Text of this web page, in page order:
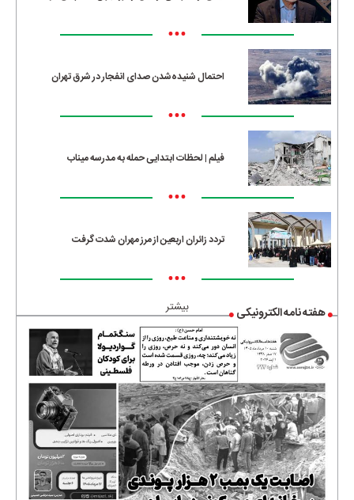
•••
احتمال شنیده‌شدن صدای انفجار در شرق تهران
•••
فیلم | لحظات ابتدایی حمله به مدرسه میناب
•••
تردد زائران اربعین از مرز مهران شدت گرفت
•••
بیشتر هفته نامه الکترونیکی